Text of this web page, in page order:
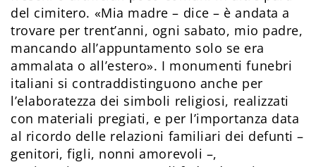
del cimitero. «Mia madre – dice – è andata a
trovare per trent’anni, ogni sabato, mio padre,
mancando all’appuntamento solo se era
ammalata o all’estero». I monumenti funebri
italiani si contraddistinguono anche per
l’elaboratezza dei simboli religiosi, realizzati
con materiali pregiati, e per l’importanza data
al ricordo delle relazioni familiari dei defunti –
genitori, figli, nonni amorevoli –,